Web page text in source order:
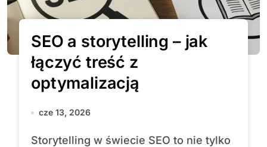
SEO a storytelling – jak
łączyć treść z
optymalizacją
cze 13, 2026
Storytelling w świecie SEO to nie tylko